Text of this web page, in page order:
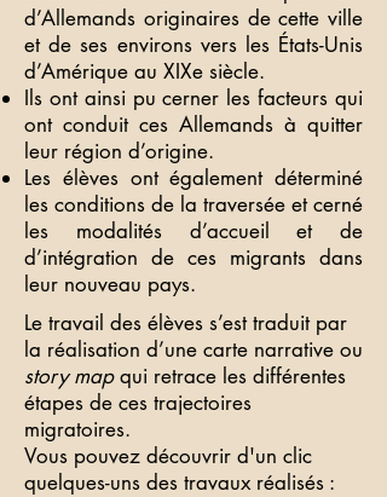
d’Allemands originaires de cette ville
et de ses environs vers les États-Unis
d’Amérique au XIXe siècle.
Ils ont ainsi pu cerner les facteurs qui
ont conduit ces Allemands à quitter
leur région d’origine.
Les élèves ont également déterminé
les conditions de la traversée et cerné
les modalités d’accueil et de
d’intégration de ces migrants dans
leur nouveau pays.
Le travail des élèves s’est traduit par
la réalisation d’une carte narrative ou
story mapqui retrace les différentes
étapes de ces trajectoires
migratoires.
Vous pouvez découvrir d'un clic
quelques-uns des travaux réalisés :